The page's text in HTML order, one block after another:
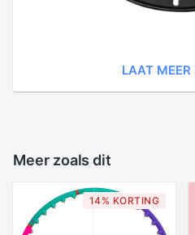
LAAT MEER
Meer zoals dit
14% KORTING